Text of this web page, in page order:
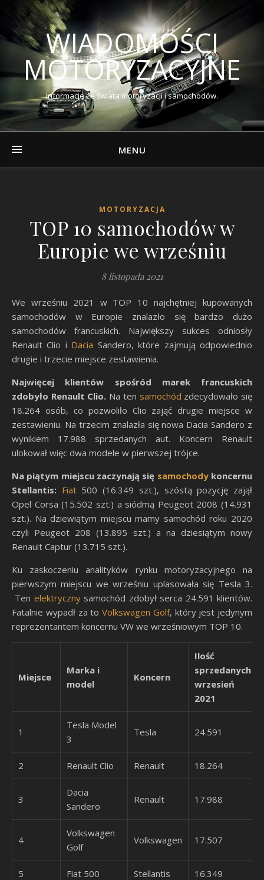
WIADOMOŚCI
MOTORYZACYJNE
Informacje ze świata motoryzacji i samochodów.
MENU
MOTORYZACJA
TOP 10 samochodów w
Europie we wrześniu
8 listopada 2021
We wrześniu 2021 w TOP 10 najchętniej kupowanych
samochodów w Europie znalazło się bardzo dużo
samochodów francuskich. Największy sukces odniosły
Renault Clio i Dacia Sandero, które zajmują odpowiednio
drugie i trzecie miejsce zestawienia.
Najwięcej klientów spośród marek francuskich
zdobyło Renault Clio. Na ten samochód zdecydowało się
18.264 osób, co pozwoliło Clio zająć drugie miejsce w
zestawieniu. Na trzecim znalazła się nowa Dacia Sandero z
wynikiem 17.988 sprzedanych aut. Koncern Renault
ulokował więc dwa modele w pierwszej trójce.
Na piątym miejscu zaczynają się samochodykoncernu
Stellantis: Fiat500 (16.349 szt.), szóstą pozycję zajął
Opel Corsa (15.502 szt.) a siódmą Peugeot 2008 (14.931
szt.). Na dziewiątym miejscu mamy samochód roku 2020
czyli Peugeot 208 (13.895 szt.) a na dziesiątym nowy
Renault Captur (13.715 szt.).
Ku zaskoczeniu analityków rynku motoryzacyjnego na
pierwszym miejscu we wrześniu uplasowała się Tesla 3.
Ten elektrycznysamochód zdobył serca 24.591 klientów.
Fatalnie wypadł za to Volkswagen Golf, który jest jedynym
reprezentantem koncernu VW we wrześniowym TOP 10.
Miejsce
Marka i
model
Koncern
Ilość
sprzedanych
wrzesień
2021
1
Tesla Model
3
Tesla 24.591
2 Renault Clio Renault 18.264
3
Dacia
Sandero
Renault 17.988
4
Volkswagen
Golf
Volkswagen 17.507
5 Fiat 500 Stellantis 16.349